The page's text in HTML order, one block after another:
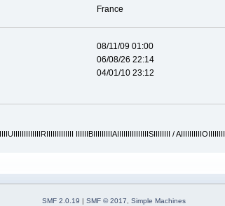
France
08/11/09 01:00
06/08/26 22:14
04/01/10 23:12
IIIIIIBIIIIIIIIIAIIIIIIIIIIIIIIISIIIIIIII /
SMF 2.0.19 | SMF © 2017 Simple Machines